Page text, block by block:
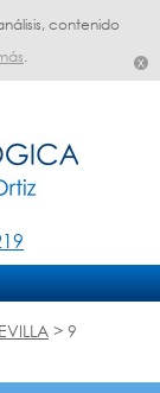
contenido
.
> 9